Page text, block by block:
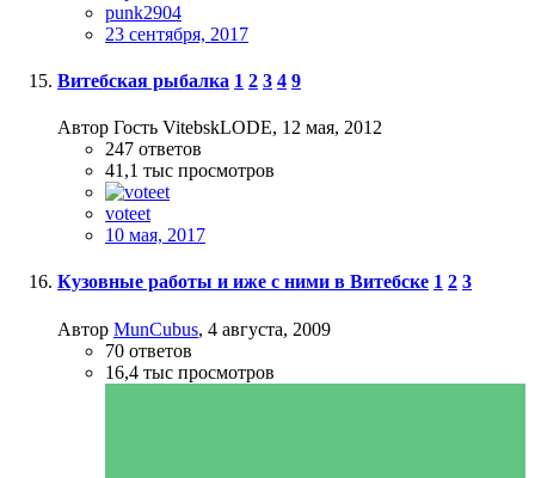
punk2904
23 сентября, 2017
Витебская рыбалка 1 2 3 4 9
Автор Гость VitebskLODE, 12 мая, 2012
247 ответов
41,1 тыс просмотров
voteet
10 мая, 2017
Кузовные работы и иже с ними в Витебске 1 2 3
Автор MunCubus, 4 августа, 2009
70 ответов
16,4 тыс просмотров